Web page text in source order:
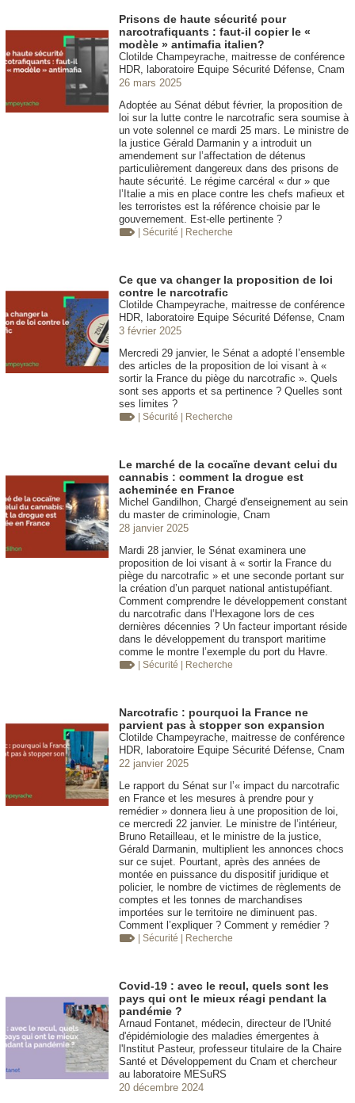
Prisons de haute sécurité pour
narcotrafiquants : faut-il copier le «
modèle » antimafia italien?
Clotilde Champeyrache, maitresse de conférence
HDR, laboratoire Equipe Sécurité Défense, Cnam
26 mars 2025
Adoptée au Sénat début février, la proposition de
loi sur la lutte contre le narcotrafic sera soumise à
un vote solennel ce mardi 25 mars. Le ministre de
la justice Gérald Darmanin y a introduit un
amendement sur l’affectation de détenus
particulièrement dangereux dans des prisons de
haute sécurité. Le régime carcéral « dur » que
l’Italie a mis en place contre les chefs mafieux et
les terroristes est la référence choisie par le
gouvernement. Est-elle pertinente ?
| Sécurité | Recherche
Ce que va changer la proposition de loi
contre le narcotrafic
Clotilde Champeyrache, maitresse de conférence
HDR, laboratoire Equipe Sécurité Défense, Cnam
3 février 2025
Mercredi 29 janvier, le Sénat a adopté l’ensemble
des articles de la proposition de loi visant à «
sortir la France du piège du narcotrafic ». Quels
sont ses apports et sa pertinence ? Quelles sont
ses limites ?
| Sécurité | Recherche
Le marché de la cocaïne devant celui du
cannabis : comment la drogue est
acheminée en France
Michel Gandilhon, Chargé d'enseignement au sein
du master de criminologie, Cnam
28 janvier 2025
Mardi 28 janvier, le Sénat examinera une
proposition de loi visant à « sortir la France du
piège du narcotrafic » et une seconde portant sur
la création d’un parquet national antistupéfiant.
Comment comprendre le développement constant
du narcotrafic dans l’Hexagone lors de ces
dernières décennies ? Un facteur important réside
dans le développement du transport maritime
comme le montre l’exemple du port du Havre.
| Sécurité | Recherche
Narcotrafic : pourquoi la France ne
parvient pas à stopper son expansion
Clotilde Champeyrache, maitresse de conférence
HDR, laboratoire Equipe Sécurité Défense, Cnam
22 janvier 2025
Le rapport du Sénat sur l’« impact du narcotrafic
en France et les mesures à prendre pour y
remédier » donnera lieu à une proposition de loi,
ce mercredi 22 janvier. Le ministre de l’intérieur,
Bruno Retailleau, et le ministre de la justice,
Gérald Darmanin, multiplient les annonces chocs
sur ce sujet. Pourtant, après des années de
montée en puissance du dispositif juridique et
policier, le nombre de victimes de règlements de
comptes et les tonnes de marchandises
importées sur le territoire ne diminuent pas.
Comment l’expliquer ? Comment y remédier ?
| Sécurité | Recherche
Covid-19 : avec le recul, quels sont les
pays qui ont le mieux réagi pendant la
pandémie ?
Arnaud Fontanet, médecin, directeur de l'Unité
d'épidémiologie des maladies émergentes à
l'Institut Pasteur, professeur titulaire de la Chaire
Santé et Développement du Cnam et chercheur
au laboratoire MESuRS
20 décembre 2024